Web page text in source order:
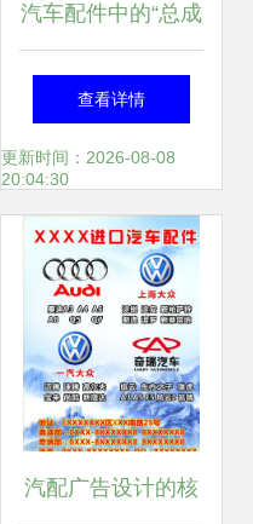
汽车配件中的“总成
都”是什么意思？
——以汽车内饰件
为例
查看详情
更新时间：2026-08-08
20:04:30
汽配广告设计的核